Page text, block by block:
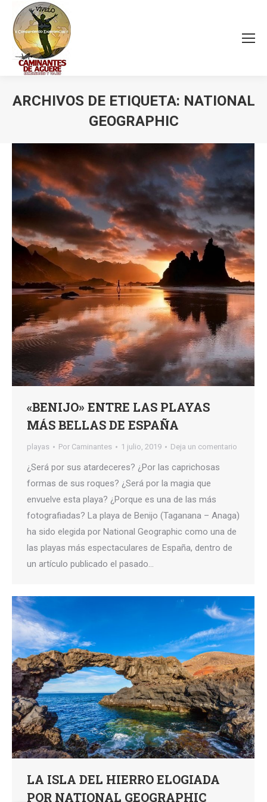
ARCHIVOS DE ETIQUETA: NATIONAL
GEOGRAPHIC
«BENIJO» ENTRE LAS PLAYAS
MÁS BELLAS DE ESPAÑA
playas Por Caminantes 1 julio, 2019 Deja un comentario
¿Será por sus atardeceres? ¿Por las caprichosas
formas de sus roques? ¿Será por la magia que
envuelve esta playa? ¿Porque es una de las más
fotografiadas? La playa de Benijo (Taganana – Anaga)
ha sido elegida por National Geographic como una de
las playas más espectaculares de España, dentro de
un artículo publicado el pasado…
LA ISLA DEL HIERRO ELOGIADA
POR NATIONAL GEOGRAPHIC